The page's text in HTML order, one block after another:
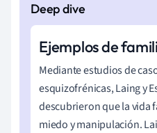
Ejemplos de
Mediante estudios de
esquizofrénicas, Laing y
descubrieron que la vida
miedo y manipulación.